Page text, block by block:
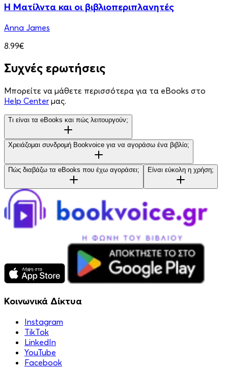
Η Ματίλντα και οι βιβλιοπεριπλανητές
Anna James
8.99€
Συχνές ερωτήσεις
Μπορείτε να μάθετε περισσότερα για τα eBooks στο
Help Center μας.
Τι είναι τα eBooks και πώς λειτουργούν;
Χρειάζομαι συνδρομή Bookvoice για να αγοράσω ένα βιβλίο;
Πώς διαβάζω τα eBooks που έχω αγοράσει; Είναι εύκολη η χρήση;
Κοινωνικά Δίκτυα
Instagram
TikTok
LinkedIn
YouTube
Facebook